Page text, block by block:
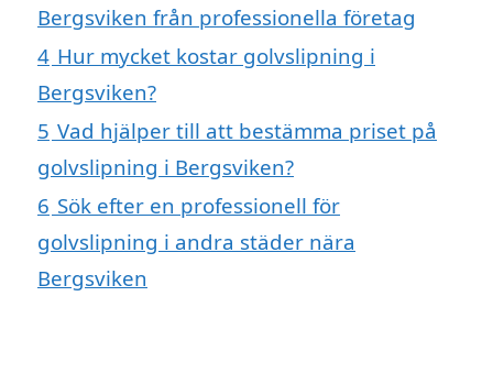
Bergsviken från professionella företag
4 Hur mycket kostar golvslipning i
Bergsviken?
5 Vad hjälper till att bestämma priset på
golvslipning i Bergsviken?
6 Sök efter en professionell för
golvslipning i andra städer nära
Bergsviken